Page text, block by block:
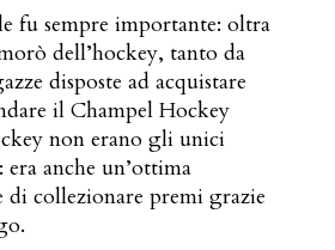
fu sempre importante: oltra
dell’hockey, tanto da
disposte ad acquistare
il Champel Hockey
non erano gli unici
era anche un’ottima
di collezionare premi grazie